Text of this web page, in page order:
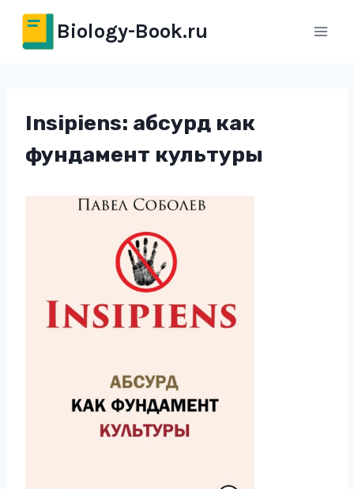
Перейти
содержимому
Biology-Book.ru
Insipiens: абсурд как
фундамент культуры